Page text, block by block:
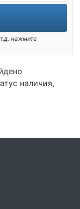
нажмите
наличия,